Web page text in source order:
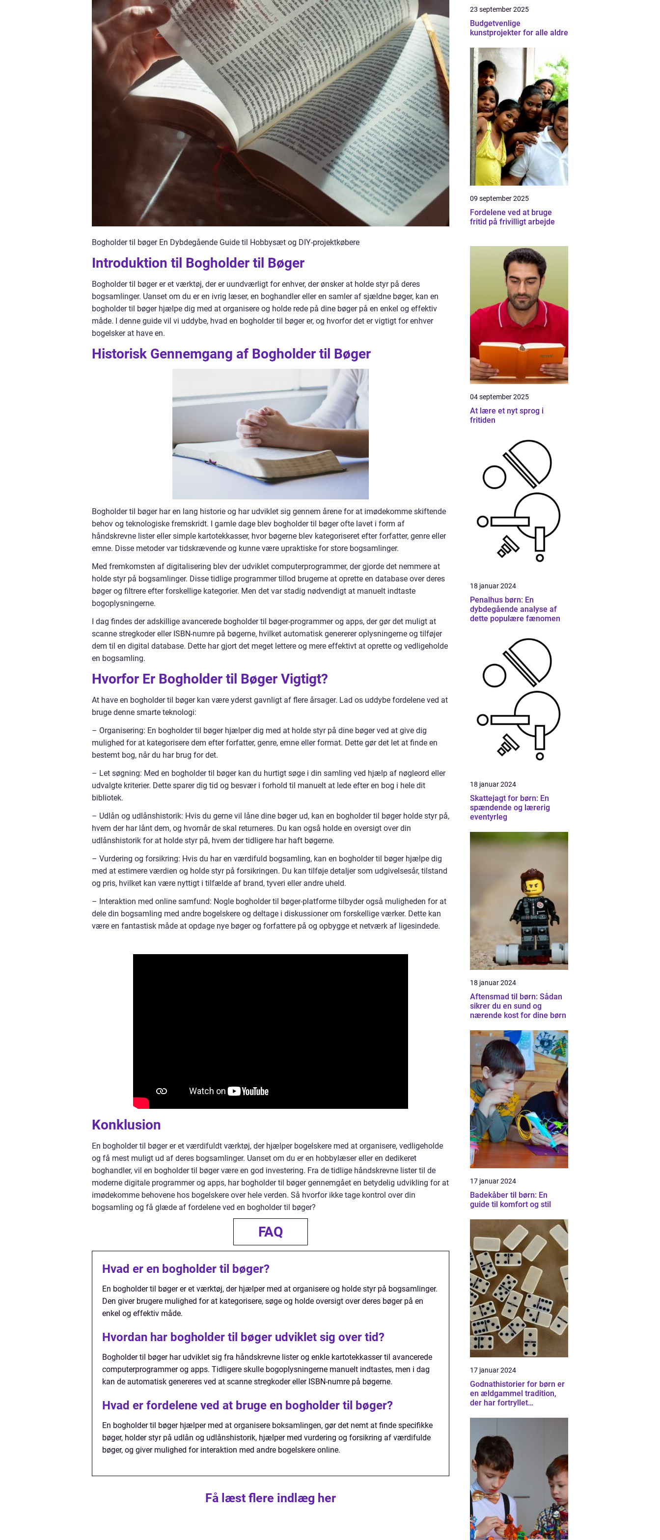
Bogholder til bøger En Dybdegående Guide til Hobbysæt og DIY-projektkøbere
Introduktion til Bogholder til Bøger
Bogholder til bøger er et værktøj, der er uundværligt for enhver, der ønsker at holde styr på deres
bogsamlinger. Uanset om du er en ivrig læser, en boghandler eller en samler af sjældne bøger, kan en
bogholder til bøger hjælpe dig med at organisere og holde rede på dine bøger på en enkel og effektiv
måde. I denne guide vil vi uddybe, hvad en bogholder til bøger er, og hvorfor det er vigtigt for enhver
bogelsker at have en.
Historisk Gennemgang af Bogholder til Bøger
Bogholder til bøger har en lang historie og har udviklet sig gennem årene for at imødekomme skiftende
behov og teknologiske fremskridt. I gamle dage blev bogholder til bøger ofte lavet i form af
håndskrevne lister eller simple kartotekkasser, hvor bøgerne blev kategoriseret efter forfatter, genre eller
emne. Disse metoder var tidskrævende og kunne være upraktiske for store bogsamlinger.
Med fremkomsten af digitalisering blev der udviklet computerprogrammer, der gjorde det nemmere at
holde styr på bogsamlinger. Disse tidlige programmer tillod brugerne at oprette en database over deres
bøger og filtrere efter forskellige kategorier. Men det var stadig nødvendigt at manuelt indtaste
bogoplysningerne.
I dag findes der adskillige avancerede bogholder til bøger-programmer og apps, der gør det muligt at
scanne stregkoder eller ISBN-numre på bøgerne, hvilket automatisk genererer oplysningerne og tilføjer
dem til en digital database. Dette har gjort det meget lettere og mere effektivt at oprette og vedligeholde
en bogsamling.
Hvorfor Er Bogholder til Bøger Vigtigt?
At have en bogholder til bøger kan være yderst gavnligt af flere årsager. Lad os uddybe fordelene ved at
bruge denne smarte teknologi:
– Organisering: En bogholder til bøger hjælper dig med at holde styr på dine bøger ved at give dig
mulighed for at kategorisere dem efter forfatter, genre, emne eller format. Dette gør det let at finde en
bestemt bog, når du har brug for det.
– Let søgning: Med en bogholder til bøger kan du hurtigt søge i din samling ved hjælp af nøgleord eller
udvalgte kriterier. Dette sparer dig tid og besvær i forhold til manuelt at lede efter en bog i hele dit
bibliotek.
– Udlån og udlånshistorik: Hvis du gerne vil låne dine bøger ud, kan en bogholder til bøger holde styr på,
hvem der har lånt dem, og hvornår de skal returneres. Du kan også holde en oversigt over din
udlånshistorik for at holde styr på, hvem der tidligere har haft bøgerne.
– Vurdering og forsikring: Hvis du har en værdifuld bogsamling, kan en bogholder til bøger hjælpe dig
med at estimere værdien og holde styr på forsikringen. Du kan tilføje detaljer som udgivelsesår, tilstand
og pris, hvilket kan være nyttigt i tilfælde af brand, tyveri eller andre uheld.
– Interaktion med online samfund: Nogle bogholder til bøger-platforme tilbyder også muligheden for at
dele din bogsamling med andre bogelskere og deltage i diskussioner om forskellige værker. Dette kan
være en fantastisk måde at opdage nye bøger og forfattere på og opbygge et netværk af ligesindede.
Konklusion
En bogholder til bøger er et værdifuldt værktøj, der hjælper bogelskere med at organisere, vedligeholde
og få mest muligt ud af deres bogsamlinger. Uanset om du er en hobbylæser eller en dedikeret
boghandler, vil en bogholder til bøger være en god investering. Fra de tidlige håndskrevne lister til de
moderne digitale programmer og apps, har bogholder til bøger gennemgået en betydelig udvikling for at
imødekomme behovene hos bogelskere over hele verden. Så hvorfor ikke tage kontrol over din
bogsamling og få glæde af fordelene ved en bogholder til bøger?
FAQ
Hvad er en bogholder til bøger?
En bogholder til bøger er et værktøj, der hjælper med at organisere og holde styr på bogsamlinger.
Den giver brugere mulighed for at kategorisere, søge og holde oversigt over deres bøger på en
enkel og effektiv måde.
Hvordan har bogholder til bøger udviklet sig over tid?
Bogholder til bøger har udviklet sig fra håndskrevne lister og enkle kartotekkasser til avancerede
computerprogrammer og apps. Tidligere skulle bogoplysningerne manuelt indtastes, men i dag
kan de automatisk genereres ved at scanne stregkoder eller ISBN-numre på bøgerne.
Hvad er fordelene ved at bruge en bogholder til bøger?
En bogholder til bøger hjælper med at organisere boksamlingen, gør det nemt at finde specifikke
bøger, holder styr på udlån og udlånshistorik, hjælper med vurdering og forsikring af værdifulde
bøger, og giver mulighed for interaktion med andre bogelskere online.
Få læst flere indlæg her
23 september 2025
Budgetvenlige
kunstprojekter for alle aldre
09 september 2025
Fordelene ved at bruge
fritid på frivilligt arbejde
04 september 2025
At lære et nyt sprog i
fritiden
18 januar 2024
Penalhus børn: En
dybdegående analyse af
dette populære fænomen
18 januar 2024
Skattejagt for børn: En
spændende og lærerig
eventyrleg
18 januar 2024
Aftensmad til børn: Sådan
sikrer du en sund og
nærende kost for dine børn
17 januar 2024
Badekåber til børn: En
guide til komfort og stil
17 januar 2024
Godnathistorier for børn er
en ældgammel tradition,
der har fortryllet